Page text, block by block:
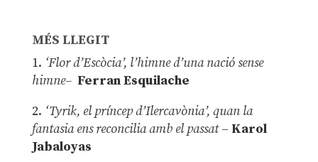
MÉS LLEGIT
1. ‘Flor d’Escòcia’, l’himne d’una nació sense
himne– Ferran Esquilache
2. ‘Tyrik, el príncep d’Ilercavònia’, quan la
fantasia ens reconcilia amb el passat– Karol
Jabaloyas